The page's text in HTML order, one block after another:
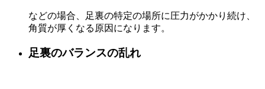
などの場合、足裏の特定の場所に圧力がかかり続け、
角質が厚くなる原因になります。
足裏のバランスの乱れ